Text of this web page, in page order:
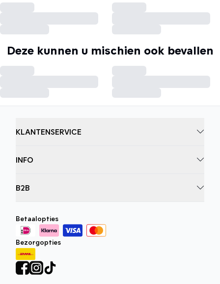
Deze kunnen u mischien ook bevallen
KLANTENSERVICE
INFO
B2B
Betaalopties
Bezorgopties